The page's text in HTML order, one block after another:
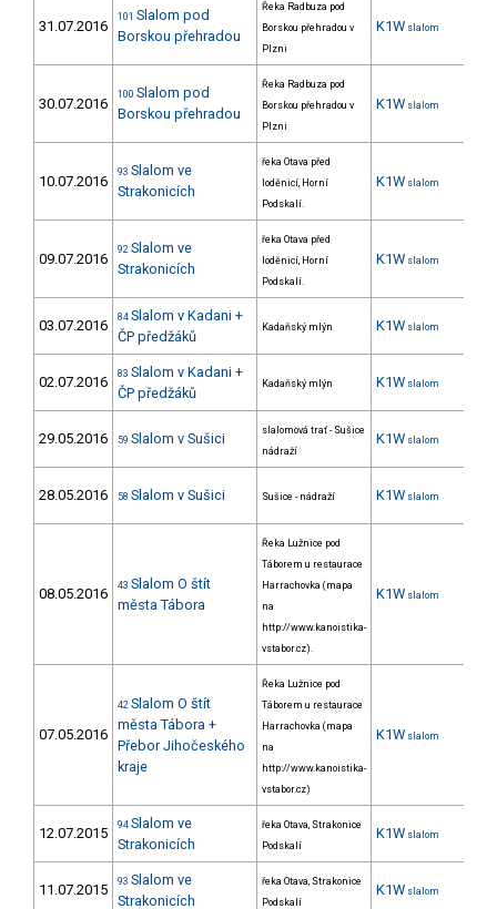
31.07.2016
101 Slalom pod
Borskou přehradou
Řeka Radbuza pod
Borskou přehradou v
Plzni
K1W slalom
30.07.2016
100 Slalom pod
Borskou přehradou
Řeka Radbuza pod
Borskou přehradou v
Plzni
K1W slalom
10.07.2016
93 Slalom ve
Strakonicích
řeka Otava před
loděnicí, Horní
Podskalí.
K1W slalom
09.07.2016
92 Slalom ve
Strakonicích
řeka Otava před
loděnicí, Horní
Podskalí.
K1W slalom
03.07.2016 84 Slalom v Kadani +
ČP předžáků
Kadaňský mlýn K1W slalom
02.07.2016 83 Slalom v Kadani +
ČP předžáků
Kadaňský mlýn K1W slalom
29.05.2016 59 Slalom v Sušici
slalomová trať - Sušice
nádraží
K1W slalom
28.05.2016 58 Slalom v Sušici Sušice - nádraží K1W slalom
08.05.2016 43 Slalom O štít
města Tábora
Řeka Lužnice pod
Táborem u restaurace
Harrachovka (mapa
na
http://www.kanoistika-
vstabor.cz).
K1W slalom
07.05.2016
42 Slalom O štít
města Tábora +
Přebor Jihočeského
kraje
Řeka Lužnice pod
Táborem u restaurace
Harrachovka (mapa
na
http://www.kanoistika-
vstabor.cz)
K1W slalom
12.07.2015 94 Slalom ve
Strakonicích
řeka Otava, Strakonice
Podskalí
K1W slalom
11.07.2015 93 Slalom ve
Strakonicích
řeka Otava, Strakonice
Podskalí
K1W slalom